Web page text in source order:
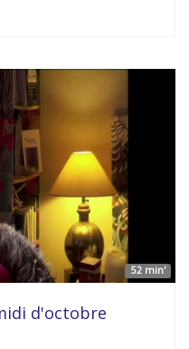
52 min'
d'octobre